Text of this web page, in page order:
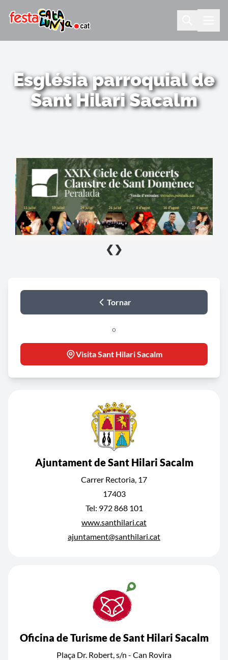
Església parroquial de
Sant Hilari Sacalm
❮ ❯
Tornar
o
Visita Sant Hilari Sacalm
Ajuntament de Sant Hilari Sacalm
Carrer Rectoria, 17
17403
Tel: 972 868 101
www.santhilari.cat
ajuntament@santhilari.cat
Oficina de Turisme de Sant Hilari Sacalm
Plaça Dr. Robert, s/n - Can Rovira